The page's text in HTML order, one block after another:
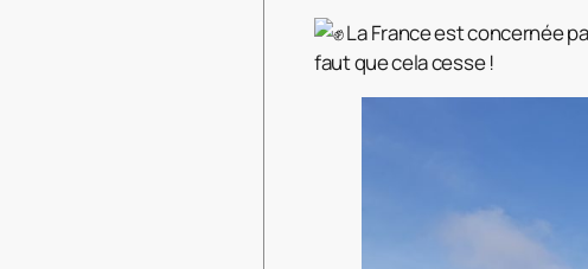
La France est concernée
faut que cela cesse !